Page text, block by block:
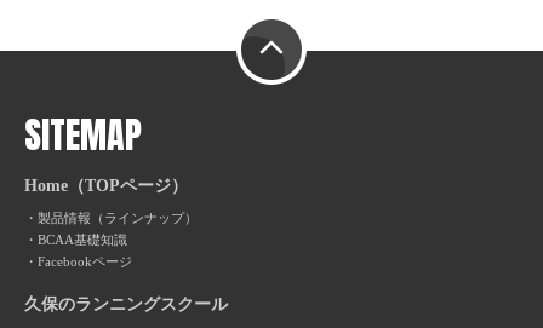
SITEMAP
Home（TOPページ）
製品情報（ラインナップ）
BCAA基礎知識
Facebookページ
久保のランニングスクール